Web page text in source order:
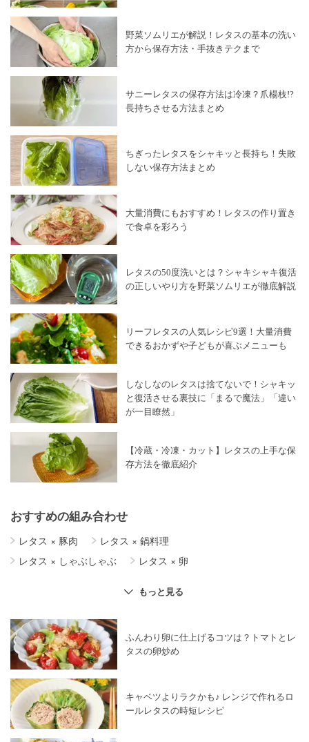
野菜ソムリエが解説！レタスの基本の洗い
方から保存方法・手抜きテクまで
サニーレタスの保存方法は冷凍？爪楊枝!?
長持ちさせる方法まとめ
ちぎったレタスをシャキッと長持ち！失敗
しない保存方法まとめ
大量消費にもおすすめ！レタスの作り置き
で食卓を彩ろう
レタスの50度洗いとは？シャキシャキ復活
の正しいやり方を野菜ソムリエが徹底解説
リーフレタスの人気レシピ9選！大量消費
できるおかずや子どもが喜ぶメニューも
しなしなのレタスは捨てないで！シャキッ
と復活させる裏技に「まるで魔法」「違い
が一目瞭然」
【冷蔵・冷凍・カット】レタスの上手な保
存方法を徹底紹介
おすすめの組み合わせ
レタス × 豚肉 レタス × 鍋料理
レタス × しゃぶしゃぶ レタス × 卵
もっと見る
ふんわり卵に仕上げるコツは？トマトとレ
タスの卵炒め
キャベツよりラクかも♪ レンジで作れるロ
ールレタスの時短レシピ